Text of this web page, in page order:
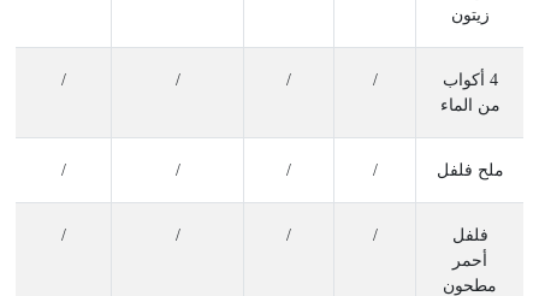
زيتون
4 أكواب
من الماء
/
/
/
/
ملح فلفل /
/
/
/
فلفل
أحمر
مطحون
/
/
/
/